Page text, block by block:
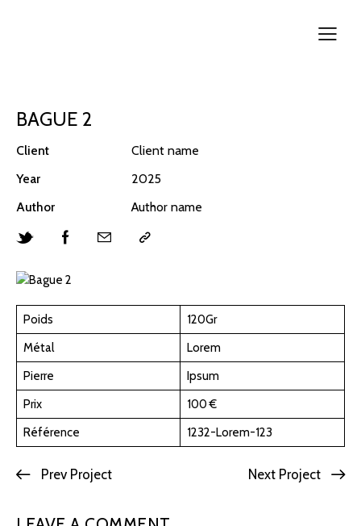
BAGUE 2
Client
Client name
Year
2025
Author
Author name
Poids
120Gr
Métal
Lorem
Pierre
Ipsum
Prix
100 €
Référence
1232-Lorem-123
Prev Project Next Project